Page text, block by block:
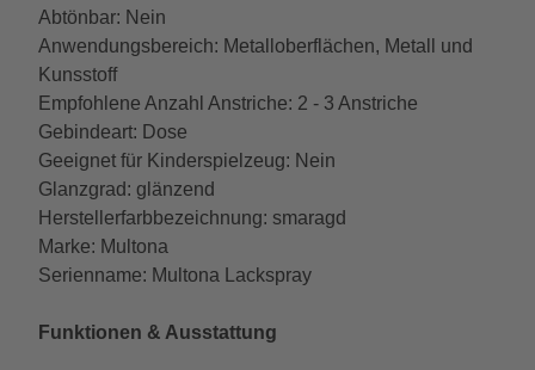
Abtönbar: Nein
Anwendungsbereich: Metalloberflächen, Metall und
Kunsstoff
Empfohlene Anzahl Anstriche: 2 - 3 Anstriche
Gebindeart: Dose
Geeignet für Kinderspielzeug: Nein
Glanzgrad: glänzend
Herstellerfarbbezeichnung: smaragd
Marke: Multona
Serienname: Multona Lackspray
Funktionen & Ausstattung